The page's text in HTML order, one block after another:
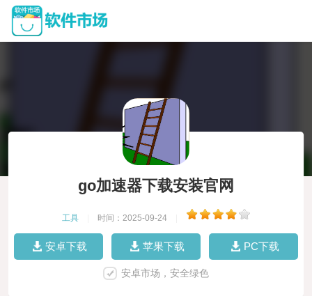
go加速器下载安装官网
工具 时间：2025-09-24
安卓下载 苹果下载 PC下载
安卓市场，安全绿色